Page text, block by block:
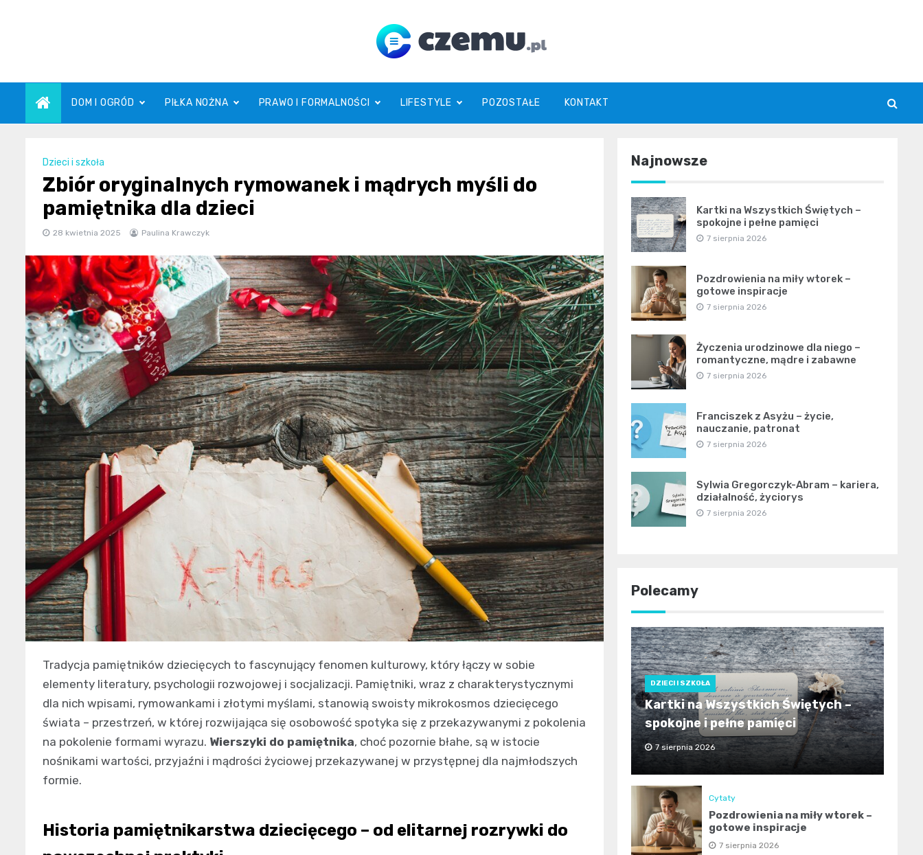
czemu.pl
DOM I OGRÓD PIŁKA NOŻNA PRAWO I FORMALNOŚCI LIFESTYLE POZOSTAŁE KONTAKT
Dzieci i szkoła
Zbiór oryginalnych rymowanek i mądrych myśli do
pamiętnika dla dzieci
28 kwietnia 2025 Paulina Krawczyk
Tradycja pamiętników dziecięcych to fascynujący fenomen kulturowy, który łączy w sobie
elementy literatury, psychologii rozwojowej i socjalizacji. Pamiętniki, wraz z charakterystycznymi
dla nich wpisami, rymowankami i złotymi myślami, stanowią swoisty mikrokosmos dziecięcego
świata – przestrzeń, w której rozwijająca się osobowość spotyka się z przekazywanymi z pokolenia
na pokolenie formami wyrazu. Wierszyki do pamiętnika, choć pozornie błahe, są w istocie
nośnikami wartości, przyjaźni i mądrości życiowej przekazywanej w przystępnej dla najmłodszych
formie.
Historia pamiętnikarstwa dziecięcego – od elitarnej rozrywki do
Najnowsze
Kartki na Wszystkich Świętych –
spokojne i pełne pamięci
7 sierpnia 2026
Pozdrowienia na miły wtorek –
gotowe inspiracje
7 sierpnia 2026
Życzenia urodzinowe dla niego –
romantyczne, mądre i zabawne
7 sierpnia 2026
Franciszek z Asyżu – życie,
nauczanie, patronat
7 sierpnia 2026
Sylwia Gregorczyk-Abram – kariera,
działalność, życiorys
7 sierpnia 2026
Polecamy
DZIECI I SZKOŁA
Kartki na Wszystkich Świętych –
spokojne i pełne pamięci
7 sierpnia 2026
Cytaty
Pozdrowienia na miły wtorek –
gotowe inspiracje
7 sierpnia 2026